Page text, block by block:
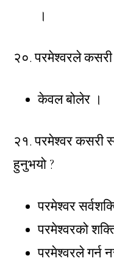
।
२०. परमेश्वरले कसरी
केवल बोलेर ।
२१. परमेश्वर कसरी
हुनुभयो ?
परमेश्वर
परमेश्वरको
परमेश्वरले गर्न